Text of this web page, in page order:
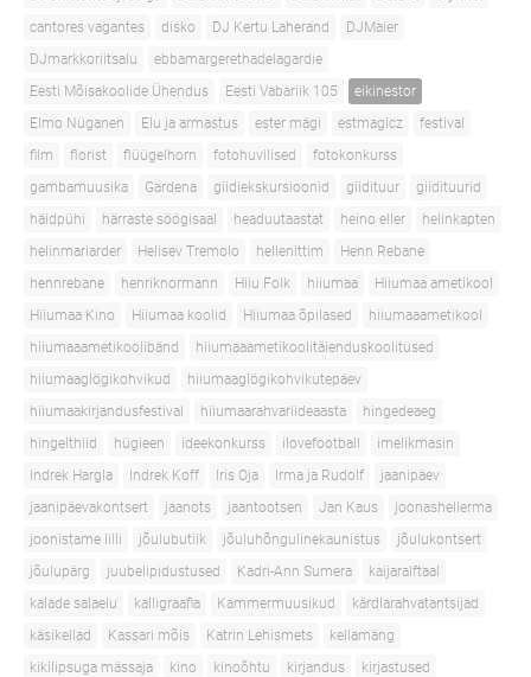
cantores vagantes
disko DJ Kertu Laherand
DJMaier
DJmarkkoriitsalu
ebbamargerethadelagardie
Eesti Mõisakoolide Ühendus
Eesti Vabariik 105
eikinestor
Elmo Nüganen
Elu ja armastus ester mägi estmagicz
festival
film
florist flüügelhorn fotohuvilised
fotokonkurss
gambamuusika
Gardena giidiekskursioonid giidituur
giidituurid
häidpühi
härraste söögisaal headuutaastat heino eller
helinkapten
helinmariarder
Helisev Tremolo hellenittim
Henn Rebane
hennrebane
henriknormann Hiiu Folk hiiumaa
Hiiumaa ametikool
Hiiumaa Kino
Hiiumaa koolid Hiiumaa õpilased
hiiumaaametikool
hiiumaaametikoolibänd
hiiumaaametikoolitäienduskoolitused
hiiumaaglögikohvikud
hiiumaaglögikohvikutepäev
hiiumaakirjandusfestival
hiiumaarahvariideaasta
hingedeaeg
hingelthiid
hügieen ideekonkurss ilovefootball
imelikmasin
Indrek Hargla
Indrek Koff Iris Oja Irma ja Rudolf
jaanipäev
jaanipäevakontsert
jaanots jaantootsen Jan Kaus
joonashellerma
joonistame lilli
jõulubutiik jõuluhõngulinekaunistus
jõulukontsert
jõulupärg
juubelipidustused Kadri-Ann Sumera
kaijaralftaal
kalade salaelu
kalligraafia Kammermuusikud
kärdlarahvatantsijad
käsikellad
Kassari mõis Katrin Lehismets
kellamäng
kikilipsuga mässaja
kino kinoõhtu kirjandus
kirjastused